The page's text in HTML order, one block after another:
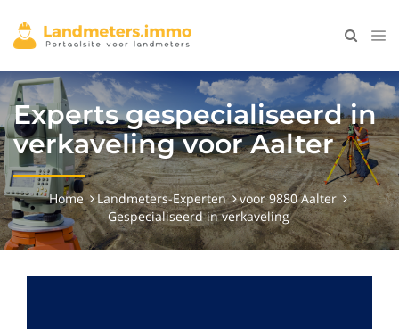
Experts gespecialiseerd in
verkaveling voor Aalter
Home Landmeters-Experten
voor 9880 Aalter
Gespecialiseerd in verkaveling